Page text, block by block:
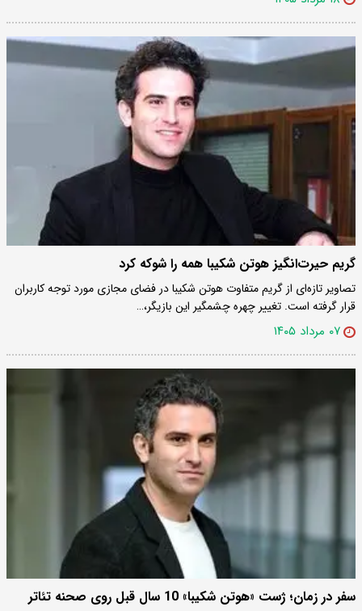
گریم حیرت‌انگیز هوتن شکیبا همه را شوکه کرد
تصاویر تازه‌ای از گریم متفاوت هوتن شکیبا در فضای مجازی مورد توجه کاربران
قرار گرفته است. تغییر چهره چشمگیر این بازیگر،…
۰۷ مرداد ۱۴۰۵
سفر در زمان؛ ژست «هوتن شکیبا» 10 سال قبل روی صحنه تئاتر